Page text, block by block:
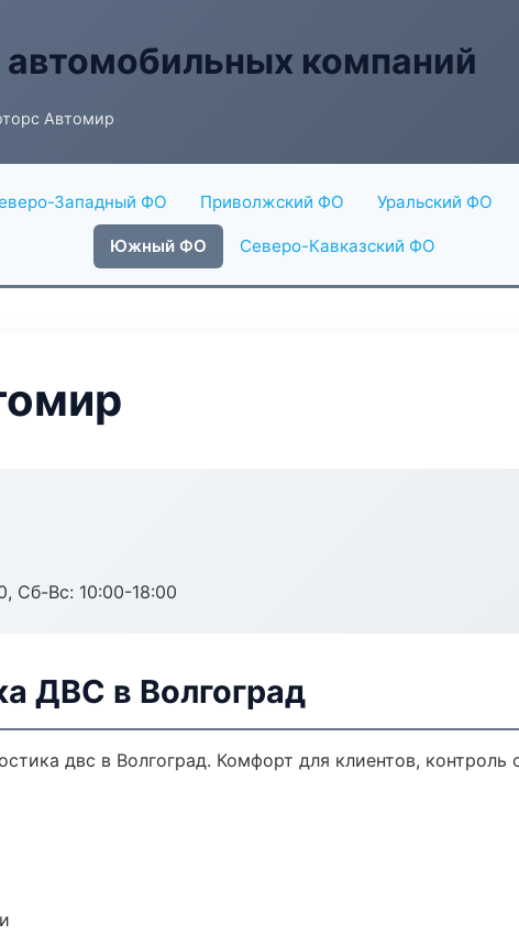
автомобильных компаний
Автомир
Западный ФО Приволжский ФО Уральский ФО
Южный ФО Северо-Кавказский ФО
Сб-Вс: 10:00-18:00
ДВС в Волгоград
двс в Волгоград. Комфорт для клиентов, контроль